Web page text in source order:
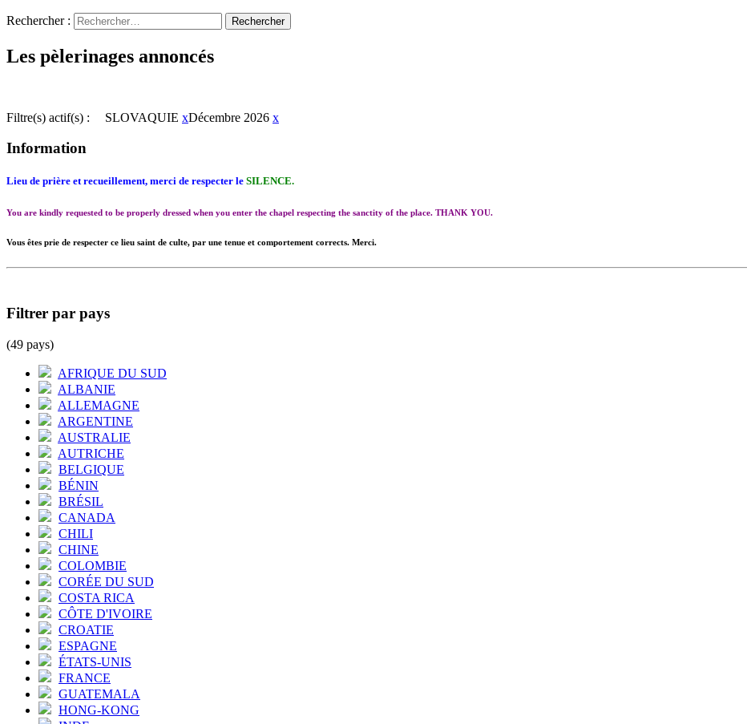
Rechercher :
Les pèlerinages annoncés
Filtre(s) actif(s) : SLOVAQUIE xDécembre 2026 x
Information
Lieu de prière et recueillement, merci de respecter le SILENCE.
You are kindly requested to be properly dressed when you enter the chapel respecting the sanctity of the place. THANK YOU.
Vous êtes prie de respecter ce lieu saint de culte, par une tenue et comportement corrects. Merci.
Filtrer par pays
(49 pays)
AFRIQUE DU SUD
ALBANIE
ALLEMAGNE
ARGENTINE
AUSTRALIE
AUTRICHE
BELGIQUE
BÉNIN
BRÉSIL
CANADA
CHILI
CHINE
COLOMBIE
CORÉE DU SUD
COSTA RICA
CÔTE D'IVOIRE
CROATIE
ESPAGNE
ÉTATS-UNIS
FRANCE
GUATEMALA
HONG-KONG